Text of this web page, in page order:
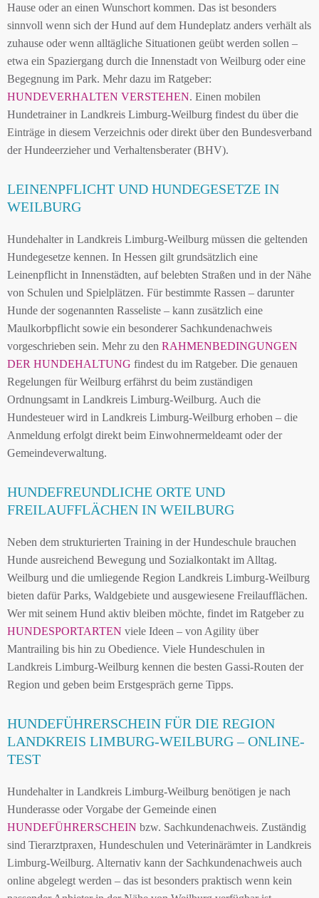
Hause oder an einen Wunschort kommen. Das ist besonders
sinnvoll wenn sich der Hund auf dem Hundeplatz anders verhält als
zuhause oder wenn alltägliche Situationen geübt werden sollen –
etwa ein Spaziergang durch die Innenstadt von Weilburg oder eine
Begegnung im Park. Mehr dazu im Ratgeber:
HUNDEVERHALTEN VERSTEHEN. Einen mobilen
Hundetrainer in Landkreis Limburg-Weilburg findest du über die
Einträge in diesem Verzeichnis oder direkt über den Bundesverband
der Hundeerzieher und Verhaltensberater (BHV).
LEINENPFLICHT UND HUNDEGESETZE IN
WEILBURG
Hundehalter in Landkreis Limburg-Weilburg müssen die geltenden
Hundegesetze kennen. In Hessen gilt grundsätzlich eine
Leinenpflicht in Innenstädten, auf belebten Straßen und in der Nähe
von Schulen und Spielplätzen. Für bestimmte Rassen – darunter
Hunde der sogenannten Rasseliste – kann zusätzlich eine
Maulkorbpflicht sowie ein besonderer Sachkundenachweis
vorgeschrieben sein. Mehr zu den RAHMENBEDINGUNGEN
DER HUNDEHALTUNG findest du im Ratgeber. Die genauen
Regelungen für Weilburg erfährst du beim zuständigen
Ordnungsamt in Landkreis Limburg-Weilburg. Auch die
Hundesteuer wird in Landkreis Limburg-Weilburg erhoben – die
Anmeldung erfolgt direkt beim Einwohnermeldeamt oder der
Gemeindeverwaltung.
HUNDEFREUNDLICHE ORTE UND
FREILAUFFLÄCHEN IN WEILBURG
Neben dem strukturierten Training in der Hundeschule brauchen
Hunde ausreichend Bewegung und Sozialkontakt im Alltag.
Weilburg und die umliegende Region Landkreis Limburg-Weilburg
bieten dafür Parks, Waldgebiete und ausgewiesene Freilaufflächen.
Wer mit seinem Hund aktiv bleiben möchte, findet im Ratgeber zu
HUNDESPORTARTEN viele Ideen – von Agility über
Mantrailing bis hin zu Obedience. Viele Hundeschulen in
Landkreis Limburg-Weilburg kennen die besten Gassi-Routen der
Region und geben beim Erstgespräch gerne Tipps.
HUNDEFÜHRERSCHEIN FÜR DIE REGION
LANDKREIS LIMBURG-WEILBURG – ONLINE-
TEST
Hundehalter in Landkreis Limburg-Weilburg benötigen je nach
Hunderasse oder Vorgabe der Gemeinde einen
HUNDEFÜHRERSCHEIN bzw. Sachkundenachweis. Zuständig
sind Tierarztpraxen, Hundeschulen und Veterinärämter in Landkreis
Limburg-Weilburg. Alternativ kann der Sachkundenachweis auch
online abgelegt werden – das ist besonders praktisch wenn kein